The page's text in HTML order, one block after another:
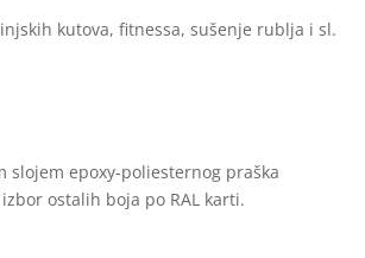
kutova, fitnessa, sušenje rublja i sl.
epoxy-poliesternog praška
ostalih boja po RAL karti.